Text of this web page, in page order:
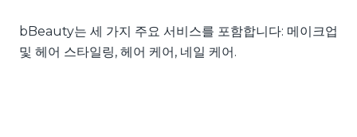
bBeauty는 세 가지 주요 서비스를 포함합니다: 메이크업
및 헤어 스타일링, 헤어 케어, 네일 케어.